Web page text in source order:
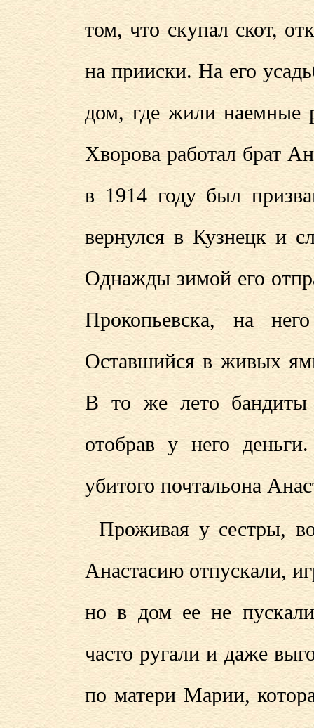
том, что скупал скот,
на прииски. На его
дом, где жили наемные
Хворова работал брат
в 1914 году был
вернулся в Кузнецк и
Однажды зимой его
Прокопьевска, на
Оставшийся в живых
В то же лето бандиты
отобрав у него
убитого почтальона
Проживая у сестры,
Анастасию отпускали,
но в дом ее не
часто ругали и даже
по матери Марии,